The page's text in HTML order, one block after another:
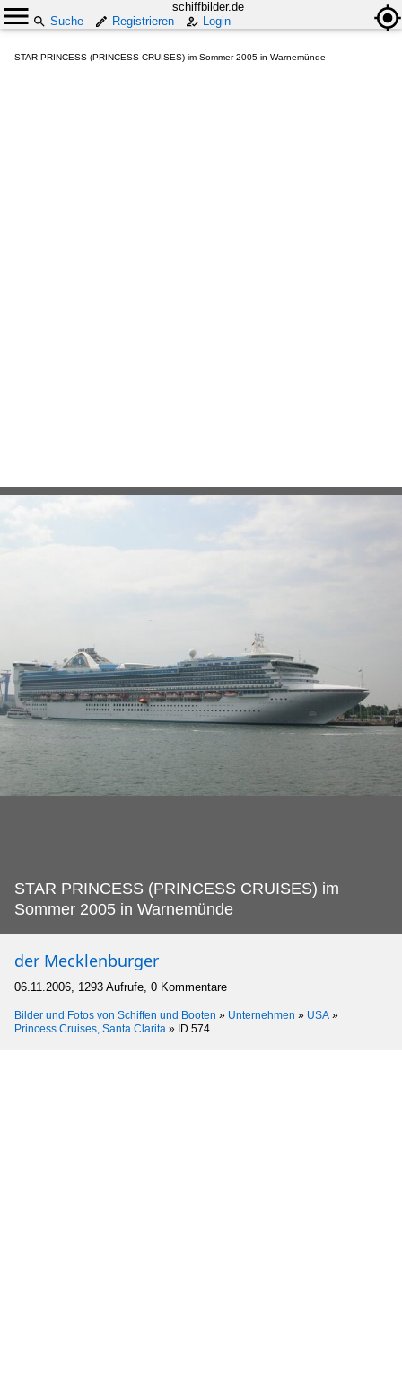
schiffbilder.de
Suche
Registrieren Login
STAR PRINCESS (PRINCESS CRUISES) im Sommer 2005 in Warnemünde
STAR PRINCESS (PRINCESS CRUISES) im
Sommer 2005 in Warnemünde
der Mecklenburger
06.11.2006, 1293 Aufrufe, 0 Kommentare
Bilder und Fotos von Schiffen und Booten » Unternehmen » USA »
Princess Cruises, Santa Clarita » ID 574